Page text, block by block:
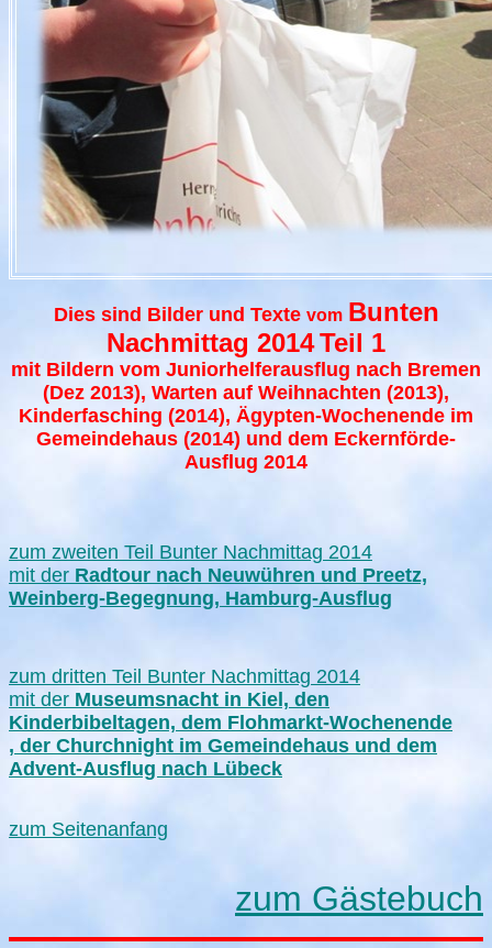
Dies sind Bilder und Texte vom Bunten
Nachmittag 2014Teil 1
mit Bildern vom Juniorhelferausflug nach Bremen
(Dez 2013), Warten auf Weihnachten (2013),
Kinderfasching (2014), Ägypten-Wochenende im
Gemeindehaus (2014) und dem Eckernförde-
Ausflug 2014
zum zweiten Teil Bunter Nachmittag 2014
mit der Radtour nach Neuwühren und Preetz,
Weinberg-Begegnung, Hamburg-Ausflug
zum dritten Teil Bunter Nachmittag 2014
mit der Museumsnacht in Kiel, den
Kinderbibeltagen, dem Flohmarkt-Wochenende
, der Churchnight im Gemeindehaus und dem
Advent-Ausflug nach Lübeck
zum Seitenanfang
zum Gästebuch